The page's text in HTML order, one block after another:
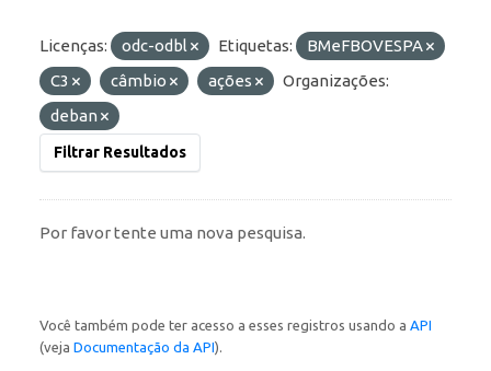
Licenças: odc-odbl Etiquetas:
BMeFBOVESPA
C3
câmbio ações
Organizações:
deban
Filtrar Resultados
Por favor tente uma nova pesquisa.
Você também pode ter acesso a esses registros usando a API
(veja Documentação da API).